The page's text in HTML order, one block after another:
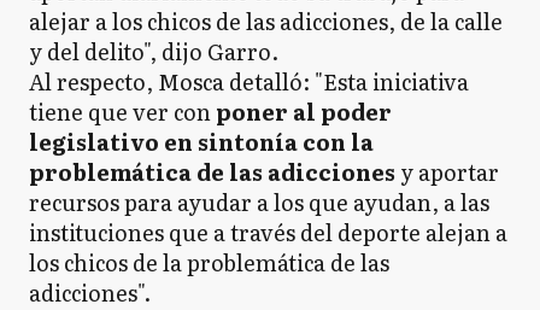
alejar a los chicos de las adicciones, de la calle
y del delito", dijo Garro.
Al respecto, Mosca detalló: "Esta iniciativa
tiene que ver conponer al poder
legislativo en sintonía con la
problemática de las adicciones y aportar
recursos para ayudar a los que ayudan, a las
instituciones que a través del deporte alejan a
los chicos de la problemática de las
adicciones".